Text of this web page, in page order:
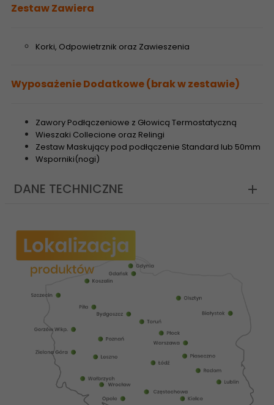
Zestaw Zawiera
Korki, Odpowietrznik oraz Zawieszenia
Wyposażenie Dodatkowe (brak w zestawie)
Zawory Podłączeniowe z Głowicą Termostatyczną
Wieszaki Collecione oraz Relingi
Zestaw Maskujący pod podłączenie Standard lub 50mm
Wsporniki(nogi)
DANE TECHNICZNE